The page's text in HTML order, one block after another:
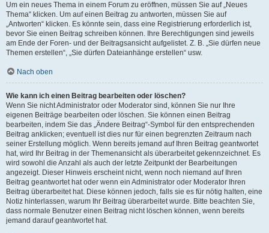
Um ein neues Thema in einem Forum zu eröffnen, müssen Sie auf „Neues
Thema“ klicken. Um auf einen Beitrag zu antworten, müssen Sie auf
„Antworten“ klicken. Es könnte sein, dass eine Registrierung erforderlich ist,
bevor Sie einen Beitrag schreiben können. Ihre Berechtigungen sind jeweils
am Ende der Foren- und der Beitragsansicht aufgelistet. Z. B. „Sie dürfen neue
Themen erstellen“, „Sie dürfen Dateianhänge erstellen“ usw.
Nach oben
Wie kann ich einen Beitrag bearbeiten oder löschen?
Wenn Sie nicht Administrator oder Moderator sind, können Sie nur Ihre
eigenen Beiträge bearbeiten oder löschen. Sie können einen Beitrag
bearbeiten, indem Sie das „Ändere Beitrag“-Symbol für den entsprechenden
Beitrag anklicken; eventuell ist dies nur für einen begrenzten Zeitraum nach
seiner Erstellung möglich. Wenn bereits jemand auf Ihren Beitrag geantwortet
hat, wird Ihr Beitrag in der Themenansicht als überarbeitet gekennzeichnet. Es
wird sowohl die Anzahl als auch der letzte Zeitpunkt der Bearbeitungen
angezeigt. Dieser Hinweis erscheint nicht, wenn noch niemand auf Ihren
Beitrag geantwortet hat oder wenn ein Administrator oder Moderator Ihren
Beitrag überarbeitet hat. Diese können jedoch, falls sie es für nötig halten, eine
Notiz hinterlassen, warum Ihr Beitrag überarbeitet wurde. Bitte beachten Sie,
dass normale Benutzer einen Beitrag nicht löschen können, wenn bereits
jemand darauf geantwortet hat.